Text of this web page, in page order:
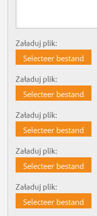
Załaduj plik:
Selecteer bestand
Załaduj plik:
Selecteer bestand
Załaduj plik:
Selecteer bestand
Załaduj plik:
Selecteer bestand
Załaduj plik:
Selecteer bestand